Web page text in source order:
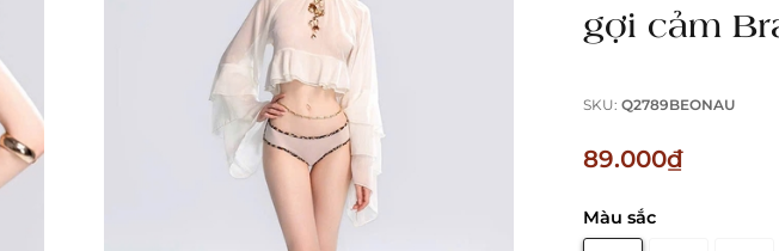
gợi cảm
SKU:Q2789BEONAU
89.000₫
Màu sắc